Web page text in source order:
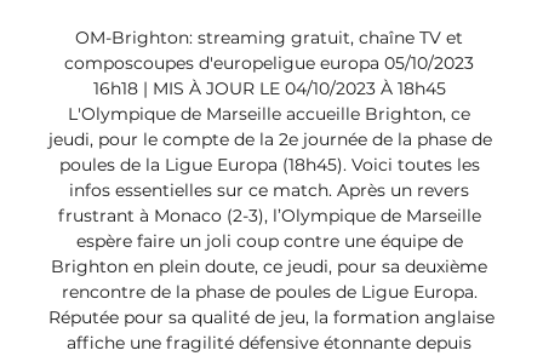
OM-Brighton: streaming gratuit, chaîne TV et
composcoupes d'europeligue europa 05/10/2023
16h18 | MIS À JOUR LE 04/10/2023 À 18h45
L'Olympique de Marseille accueille Brighton, ce
jeudi, pour le compte de la 2e journée de la phase de
poules de la Ligue Europa (18h45). Voici toutes les
infos essentielles sur ce match. Après un revers
frustrant à Monaco (2-3), l’Olympique de Marseille
espère faire un joli coup contre une équipe de
Brighton en plein doute, ce jeudi, pour sa deuxième
rencontre de la phase de poules de Ligue Europa.
Réputée pour sa qualité de jeu, la formation anglaise
affiche une fragilité défensive étonnante depuis